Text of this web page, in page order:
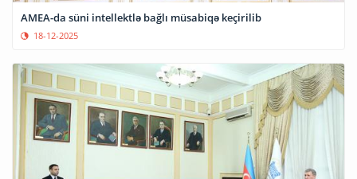
AMEA-da süni intellektlə bağlı müsabiqə keçirilib
18-12-2025